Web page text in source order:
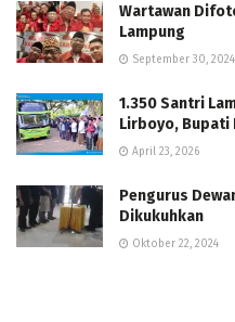
Wartawan
Lampung
September 30, 2024
1.350 Santri
Lirboyo, Bupati
April 23, 2026
Pengurus
Dikukuhkan
Oktober 22, 2024